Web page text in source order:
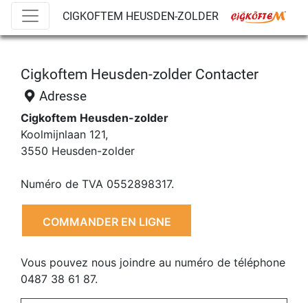
CIGKOFTEM HEUSDEN-ZOLDER
Cigkoftem Heusden-zolder Contacter
Adresse
Cigkoftem Heusden-zolder
Koolmijnlaan 121,
3550 Heusden-zolder
Numéro de TVA 0552898317.
COMMANDER EN LIGNE
Vous pouvez nous joindre au numéro de téléphone
0487 38 61 87.